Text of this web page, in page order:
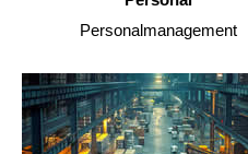
Personalmanagement